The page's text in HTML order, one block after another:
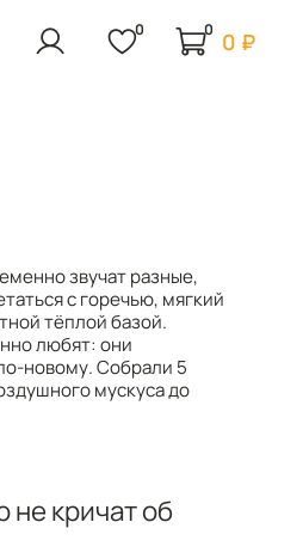
0 0 0 ₽
звучат разные,
с горечью, мягкий
тёплой базой.
любят: они
новому. Собрали 5
мускуса до
не кричат об